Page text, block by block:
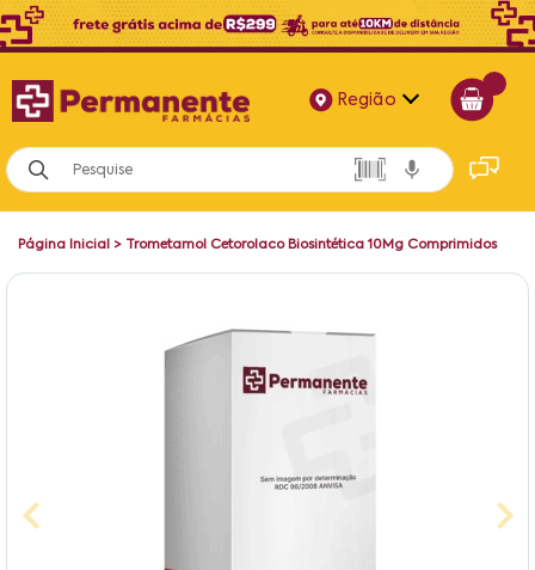
Região
Alagoas
Bahia
Página Inicial > Trometamol Cetorolaco Biosintética 10Mg Comprimidos